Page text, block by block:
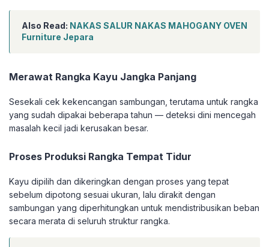
Also Read: NAKAS SALUR NAKAS MAHOGANY OVEN
Furniture Jepara
Merawat Rangka Kayu Jangka Panjang
Sesekali cek kekencangan sambungan, terutama untuk rangka
yang sudah dipakai beberapa tahun — deteksi dini mencegah
masalah kecil jadi kerusakan besar.
Proses Produksi Rangka Tempat Tidur
Kayu dipilih dan dikeringkan dengan proses yang tepat
sebelum dipotong sesuai ukuran, lalu dirakit dengan
sambungan yang diperhitungkan untuk mendistribusikan beban
secara merata di seluruh struktur rangka.